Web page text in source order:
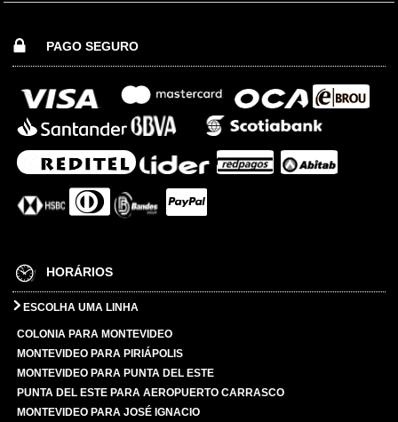
PAGO SEGURO
HORÁRIOS
ESCOLHA UMA LINHA
COLONIA PARA MONTEVIDEO
MONTEVIDEO PARA PIRIÁPOLIS
MONTEVIDEO PARA PUNTA DEL ESTE
PUNTA DEL ESTE PARA AEROPUERTO CARRASCO
MONTEVIDEO PARA JOSÉ IGNACIO